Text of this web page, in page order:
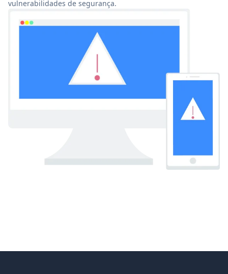
vulnerabilidades de segurança.